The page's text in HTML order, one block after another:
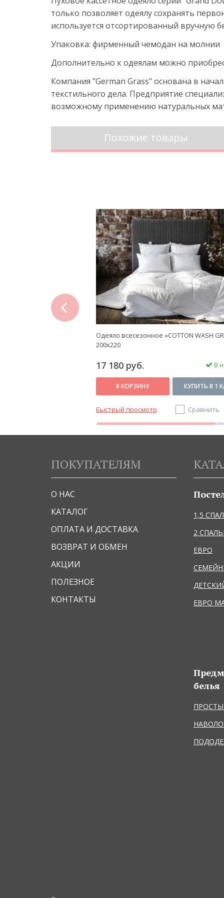
только позволяет одеялу сохранять
используется отсортированный вручную
Упаковка: фирменный чемодан на молнии
Дополнительно к одеялам можно
Компания "German Grass" основана в
текстильного дела. Предприятие
возможному применению натуральных
Похожие товары
Одеяло всесезонное «COTTON WASH
200х220
17 180 руб. В
В КОРЗИНУ КУПИТЬ В 1
Быстрый просмотр Сравнить
ПОКУПАТЕЛЯМ
О НАС
КАТАЛОГ
ОПЛАТА И ДОСТАВКА
ВОЗВРАТ И ОБМЕН
АКЦИИ
ПОЛЕЗНОЕ
КОНТАКТЫ
1,5
2
ЕВРО
ЕВРО
белья